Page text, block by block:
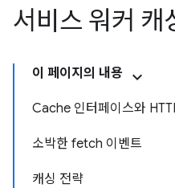
서비스 워커 캐
이 페이지의 내용
Cache 인터페이스와
소박한 fetch 이벤트
캐싱 전략